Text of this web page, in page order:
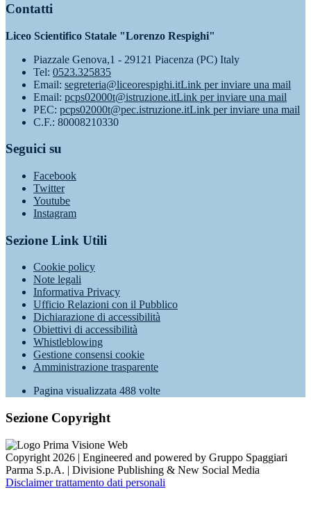
Contatti
Liceo Scientifico Statale "Lorenzo Respighi"
Piazzale Genova,1 - 29121 Piacenza (PC) Italy
Tel: 0523.325835
Email: segreteria@liceorespighi.itLink per inviare una mail
Email: pcps02000t@istruzione.itLink per inviare una mail
PEC: pcps02000t@pec.istruzione.itLink per inviare una mail
C.F.: 80008210330
Seguici su
Facebook
Twitter
Youtube
Instagram
Sezione Link Utili
Cookie policy
Note legali
Informativa Privacy
Ufficio Relazioni con il Pubblico
Dichiarazione di accessibilità
Obiettivi di accessibilità
Whistleblowing
Gestione consensi cookie
Amministrazione trasparente
Pagina visualizzata 488 volte
Sezione Copyright
Copyright 2026 | Engineered and powered by Gruppo Spaggiari
Parma S.p.A. | Divisione Publishing & New Social Media
Disclaimer trattamento dati personali